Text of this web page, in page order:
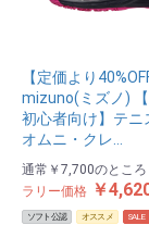
【定価より
mizuno(ミズノ) 【
初心者向け】テニ
オムニ・クレ…
通常 ￥7,700のところ
ラリー価格 ￥
ソフト公認 オススメ SALE